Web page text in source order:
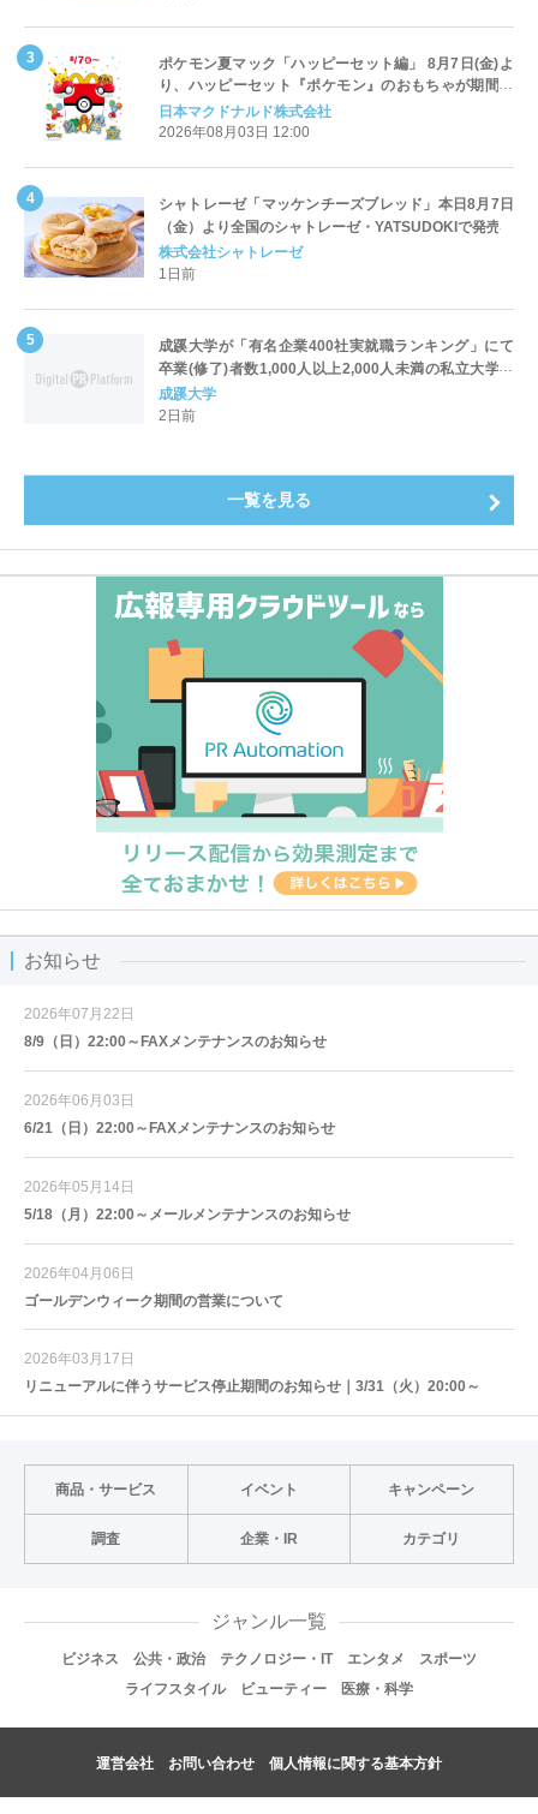
ポケモン夏マック「ハッピーセット編」 8月7日(金)よ
り、ハッピーセット『ポケモン』のおもちゃが期間限
定登場
日本マクドナルド株式会社
2026年08月03日 12:00
シャトレーゼ「マッケンチーズブレッド」本日8月7日
（金）より全国のシャトレーゼ・YATSUDOKIで発売
株式会社シャトレーゼ
1日前
成蹊大学が「有名企業400社実就職ランキング」にて
卒業(修了)者数1,000人以上2,000人未満の私立大学で
全国第1位を獲得！～実就職率は26.5%（前年比＋
4.3pt）に伸長、東京の私立大学でも10位にランクイン
成蹊大学
2日前
一覧を見る
お知らせ
2026年07月22日
8/9（日）22:00～FAXメンテナンスのお知らせ
2026年06月03日
6/21（日）22:00～FAXメンテナンスのお知らせ
2026年05月14日
5/18（月）22:00～メールメンテナンスのお知らせ
2026年04月06日
ゴールデンウィーク期間の営業について
2026年03月17日
リニューアルに伴うサービス停止期間のお知らせ｜3/31（火）20:00～
商品・サービス イベント キャンペーン
調査 企業・IR カテゴリ
ジャンル一覧
ビジネス 公共・政治 テクノロジー・IT エンタメ
スポーツ
ライフスタイル
ビューティー 医療・科学
運営会社 お問い合わせ 個人情報に関する基本方針